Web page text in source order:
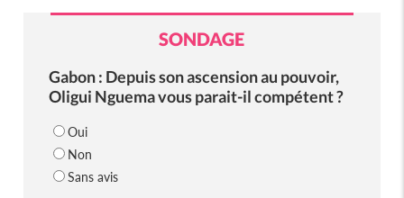
SONDAGE
Gabon : Depuis son ascension au pouvoir,
Oligui Nguema vous parait-il compétent ?
Oui
Non
Sans avis